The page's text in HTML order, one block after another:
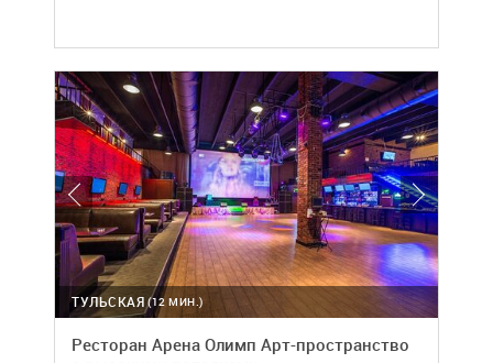
(12 МИН.)
ТУЛЬСКАЯ
Ресторан Арена Олимп Арт-пространство